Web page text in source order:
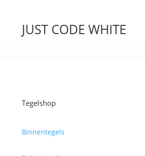
JUST CODE WHITE
Tegelshop
Binnentegels